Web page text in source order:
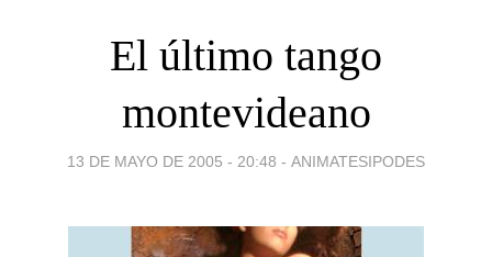
El último tango
montevideano
13 DE MAYO DE 2005 - 20:48 - ANIMATESIPODES